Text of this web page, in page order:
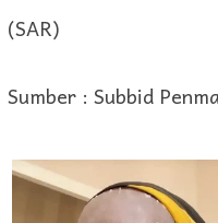
(SAR)
Sumber : Subbid